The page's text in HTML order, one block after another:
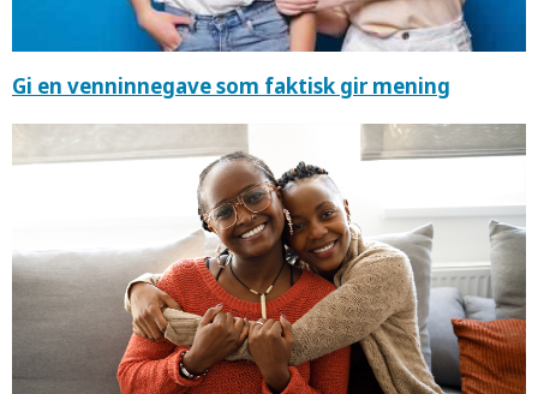
Gi en venninnegave som faktisk gir mening